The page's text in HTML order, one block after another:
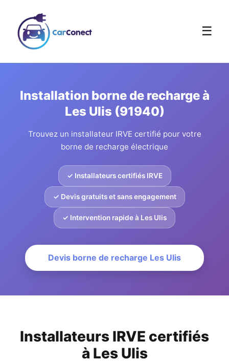
☰
Installation borne de recharge à
Les Ulis (91940)
Trouvez un installateur IRVE certifié pour votre
borne de recharge électrique
✓ Installateurs certifiés IRVE
✓ Devis gratuits et sans engagement
✓ Intervention rapide à Les Ulis
Devis borne de recharge Les Ulis
Installateurs IRVE certifiés
à Les Ulis